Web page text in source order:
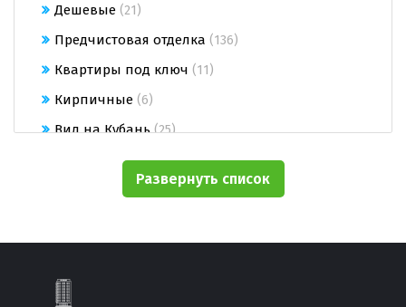
Дешевые (21)
Предчистовая отделка (136)
Квартиры под ключ (11)
Кирпичные (6)
Вид на Кубань (25)
Строящиеся (98)
От застройщика (166)
Недорогие квартиры
Развернуть список